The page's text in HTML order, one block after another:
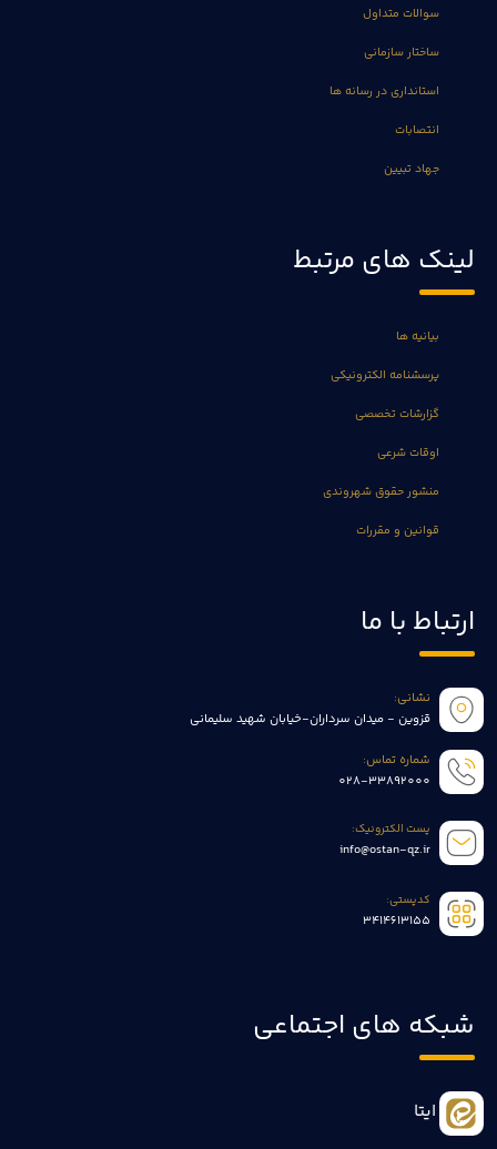
سوالات متداول
ساختار سازمانی
استانداری در رسانه ها
انتصابات
جهاد تبیین
لینک های مرتبط
بیانیه ها
پرسشنامه الکترونیکی
گزارشات تخصصی
اوقات شرعی
منشور حقوق شهروندی
قوانین و مقررات
ارتباط با ما
نشانی:
قزوین - میدان سرداران-خیابان شهید سلیمانی
شماره تماس:
028-33892000
پست الکترونیک:
info@ostan-qz.ir
کدپستی:
3414613155
شبکه های اجتماعی
ایتا